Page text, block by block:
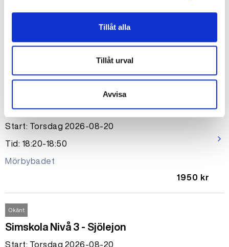
Tillåt alla
Tillåt urval
Avvisa
Mörbybadet
Simskola Ungdom
Start: Torsdag 2026-08-20
Tid: 18:20-18:50
Mörbybadet
1950 kr
arrow_forward_ios
Okänt
Simskola Nivå 3 - Sjölejon
Start: Torsdag 2026-08-20